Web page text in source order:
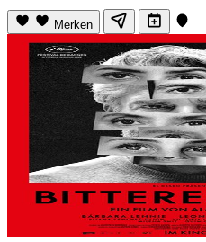
Merken